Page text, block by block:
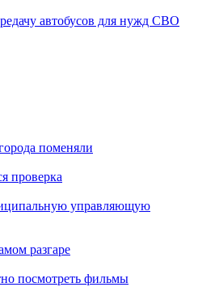
автобусов для нужд СВО
поменяли
проверка
управляющую
разгаре
посмотреть фильмы